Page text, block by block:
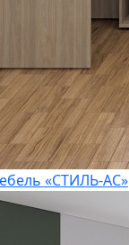
«СТИЛЬ-АС»